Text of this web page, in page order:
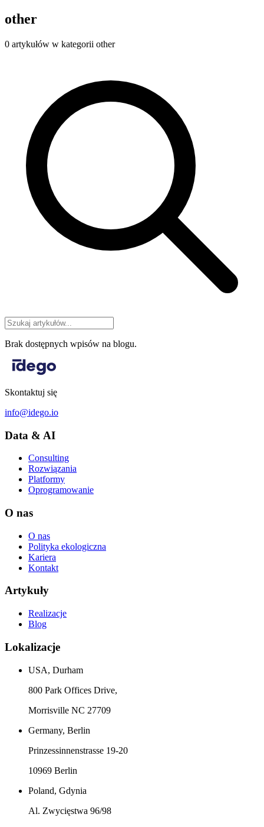
other
0 artykułów w kategorii other
Brak dostępnych wpisów na blogu.
Skontaktuj się
info@idego.io
Data & AI
Consulting
Rozwiązania
Platformy
Oprogramowanie
O nas
O nas
Polityka ekologiczna
Kariera
Kontakt
Artykuły
Realizacje
Blog
Lokalizacje
USA, Durham
800 Park Offices Drive,
Morrisville NC 27709
Germany, Berlin
Prinzessinnenstrasse 19-20
10969 Berlin
Poland, Gdynia
Al. Zwycięstwa 96/98